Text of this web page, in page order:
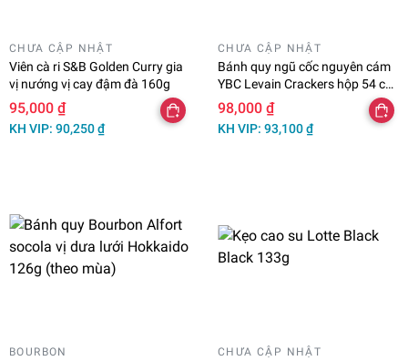
CHƯA CẬP NHẬT
Viên cà ri S&B Golden Curry gia
vị nướng vị cay đậm đà 160g
95,000 ₫
KH VIP: 90,250 ₫
CHƯA CẬP NHẬT
Bánh quy ngũ cốc nguyên cám
YBC Levain Crackers hộp 54 cái
(9 gói x 6 cái)
98,000 ₫
KH VIP: 93,100 ₫
BOURBON CHƯA CẬP NHẬT